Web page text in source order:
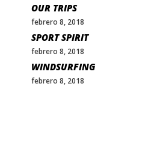
OUR TRIPS
febrero 8, 2018
SPORT SPIRIT
febrero 8, 2018
WINDSURFING
febrero 8, 2018